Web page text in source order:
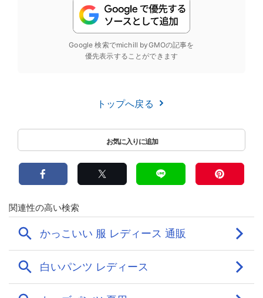
Google 検索でmichill byGMOの記事を
優先表示することができます
トップへ戻る